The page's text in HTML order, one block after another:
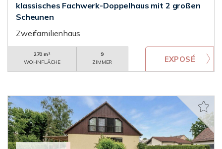
klassisches Fachwerk-Doppelhaus mit 2 großen
Scheunen
Zweifamilienhaus
270 m²
WOHNFLÄCHE
9
ZIMMER